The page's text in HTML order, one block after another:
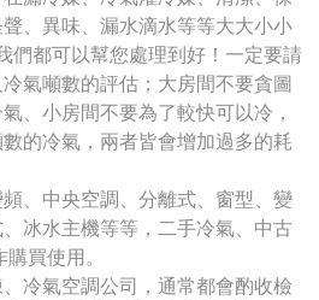
、異味、漏水滴水等等大大小小
們都可以幫您處理到好！一定要請
氣噸數的評估；大房間不要貪圖
、小房間不要為了較快可以冷，
的冷氣，兩者皆會增加過多的耗
、中央空調、分離式、窗型、變
冰水主機等等，二手冷氣、中古
買使用。
冷氣空調公司，通常都會酌收檢